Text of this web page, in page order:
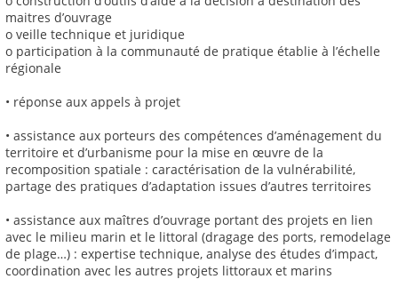
maitres d’ouvrage
o veille technique et juridique
o participation à la communauté de pratique établie à l’échelle
régionale
• réponse aux appels à projet
• assistance aux porteurs des compétences d’aménagement du
territoire et d’urbanisme pour la mise en œuvre de la
recomposition spatiale : caractérisation de la vulnérabilité,
partage des pratiques d’adaptation issues d’autres territoires
• assistance aux maîtres d’ouvrage portant des projets en lien
avec le milieu marin et le littoral (dragage des ports, remodelage
de plage…) : expertise technique, analyse des études d’impact,
coordination avec les autres projets littoraux et marins